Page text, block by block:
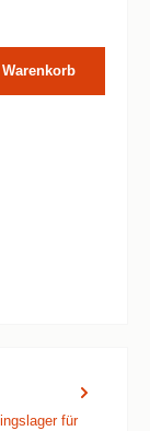
Warenkorb
für